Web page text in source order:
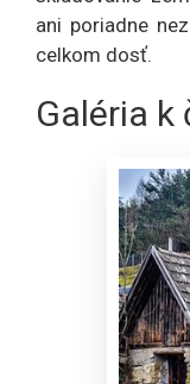
ani poriadne
celkom dosť.
Galéria k